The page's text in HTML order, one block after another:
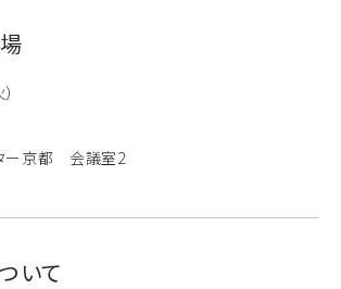
ー京都 会議室2
いて